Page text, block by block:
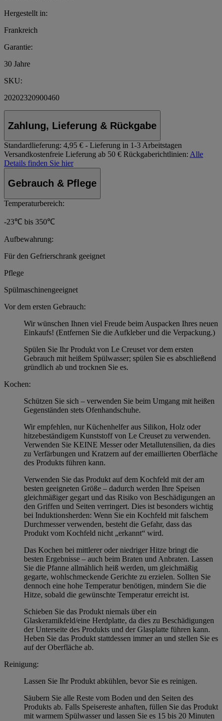
Hergestellt in:
Frankreich
Garantie:
30 Jahre
SKU:
20202320900460
Zahlung, Lieferung & Rückgabe
Standardlieferung: 4,95 € - Lieferung in 1-3 Arbeitstagen
Versandkostenfreie Lieferung ab 50 € Rückgaberichtlinien: Alle
Details finden Sie hier
Gebrauch & Pflege
Temperaturbereich:
-23℃ bis 350℃
Aufbewahrung:
Für den Gefrierschrank geeignet
Pflege
Spülmaschinengeeignet
Vor dem ersten Gebrauch:
Wir wünschen Ihnen viel Freude beim Auspacken Ihres neuen
Einkaufs! (Entfernen Sie die Aufkleber und die Verpackung.)
Spülen Sie Ihr Produkt von Le Creuset vor dem ersten
Gebrauch mit heißem Spülwasser; spülen Sie es abschließend
gründlich ab und trocknen Sie es.
Kochen:
Schützen Sie sich – verwenden Sie beim Umgang mit heißen
Gegenständen stets Ofenhandschuhe.
Wir empfehlen, nur Küchenhelfer aus Silikon, Holz oder
hitzebeständigem Kunststoff von Le Creuset zu verwenden.
Verwenden Sie KEINE Messer oder Metallutensilien, da dies
zu Verfärbungen und Kratzern auf der emaillierten Oberfläche
des Produkts führen kann.
Verwenden Sie das Produkt auf dem Kochfeld mit der am
besten geeigneten Größe – dadurch werden Ihre Speisen
gleichmäßiger gegart und das Risiko von Beschädigungen an
den Griffen und Seiten verringert. Dies ist besonders wichtig
bei Induktionsherden: Wenn Sie ein Kochfeld mit falschem
Durchmesser verwenden, besteht die Gefahr, dass das
Produkt vom Kochfeld nicht „erkannt“ wird.
Das Kochen bei mittlerer oder niedriger Hitze bringt die
besten Ergebnisse – auch beim Braten und Anbraten. Lassen
Sie die Pfanne allmählich heiß werden, um gleichmäßig
gegarte, wohlschmeckende Gerichte zu erzielen. Sollten Sie
dennoch eine hohe Temperatur benötigen, mindern Sie die
Hitze, sobald die gewünschte Temperatur erreicht ist.
Schieben Sie das Produkt niemals über ein
Glaskeramikfeld/eine Herdplatte, da dies zu Beschädigungen
der Unterseite des Produkts und der Glasplatte führen kann.
Heben Sie das Produkt stattdessen immer an und stellen Sie es
auf der Oberfläche ab.
Reinigung:
Lassen Sie Ihr Produkt abkühlen, bevor Sie es reinigen.
Säubern Sie alle Reste vom Boden und den Seiten des
Produkts ab. Falls Speisereste anhaften, füllen Sie das Produkt
mit warmem Spülwasser und lassen Sie es 15 bis 20 Minuten